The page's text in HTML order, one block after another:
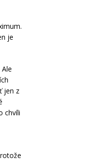
je
jen z
chvíli